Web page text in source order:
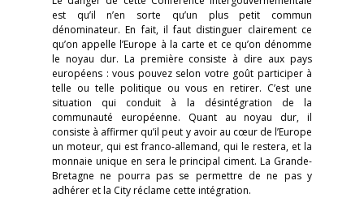
est qu’il n’en sorte qu’un plus petit commun
dénominateur. En fait, il faut distinguer clairement ce
qu’on appelle l’Europe à la carte et ce qu’on dénomme
le noyau dur. La première consiste à dire aux pays
européens : vous pouvez selon votre goût participer à
telle ou telle politique ou vous en retirer. C’est une
situation qui conduit à la désintégration de la
communauté européenne. Quant au noyau dur, il
consiste à affirmer qu’il peut y avoir au cœur de l’Europe
un moteur, qui est franco-allemand, qui le restera, et la
monnaie unique en sera le principal ciment. La Grande-
Bretagne ne pourra pas se permettre de ne pas y
adhérer et la City réclame cette intégration.